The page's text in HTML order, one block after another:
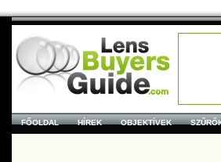
FŐOLDAL HÍREK OBJEKTÍVEK